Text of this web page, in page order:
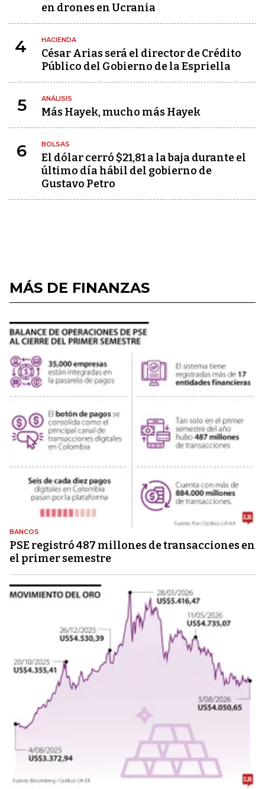
en drones en Ucrania
4 HACIENDA
César Arias será el director de Crédito
Público del Gobierno de la Espriella
5 ANÁLISIS
Más Hayek, mucho más Hayek
6 BOLSAS
El dólar cerró $21,81 a la baja durante el
último día hábil del gobierno de
Gustavo Petro
MÁS DE FINANZAS
BANCOS
PSE registró 487 millones de transacciones en
el primer semestre